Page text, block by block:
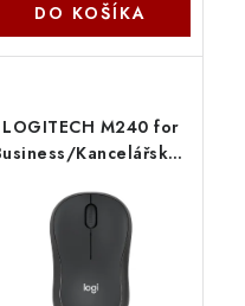
DO KOŠÍKA
LOGITECH M240 for
Kancelářská/
USB + Bluetooth/Černá
910-007182 Logitech